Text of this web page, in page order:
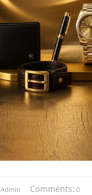
Admin Comments: 0